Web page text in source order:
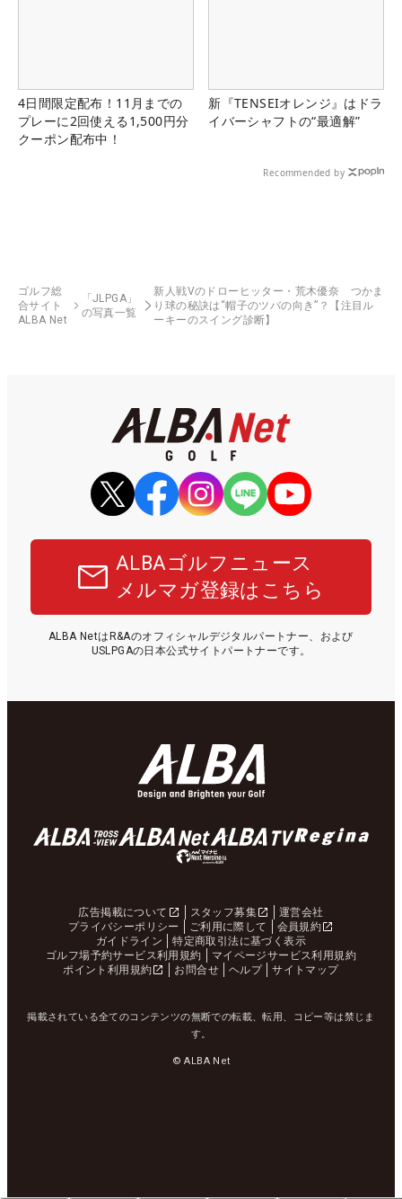
4日間限定配布！11月までの
プレーに2回使える1,500円分
クーポン配布中！
新『TENSEIオレンジ』はドラ
イバーシャフトの“最適解”
Recommended by
ゴルフ総
合サイト
ALBA Net
「JLPGA」
の写真一覧
新人戦Vのドローヒッター・荒木優奈 つかま
り球の秘訣は“帽子のツバの向き”？【注目ル
ーキーのスイング診断】
ALBAゴルフニュース
メルマガ登録はこちら
ALBA NetはR&Aのオフィシャルデジタルパートナー、および
USLPGAの日本公式サイトパートナーです。
広告掲載について スタッフ募集
運営会社
プライバシーポリシー
ご利用に際して
会員規約
ガイドライン
特定商取引法に基づく表示
ゴルフ場予約サービス利用規約
マイページサービス利用規約
ポイント利用規約
お問合せ ヘルプ サイトマップ
掲載されている全てのコンテンツの無断での転載、転用、コピー等は禁じま
す。
© ALBA Net